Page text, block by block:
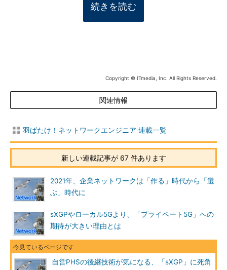
続きを読む
Copyright © ITmedia, Inc. All Rights Reserved.
関連情報
羽ばたけ！ネットワークエンジニア 連載一覧
新しい連載記事が 67 件あります
2021年、企業ネットワークは「作る」時代から「選
ぶ」時代に
sXGPやローカル5Gより、「プライベート5G」への
期待が大きい理由とは
自営PHSの後継技術が気になる、「sXGP」に死角